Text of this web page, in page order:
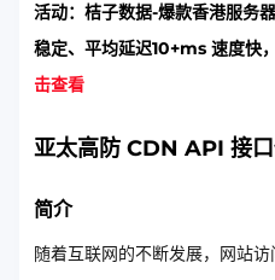
活动：桔子数据-爆款香港服务
稳定、平均延迟10+ms 速度快
击查看
亚太高防 CDN API 接
简介
随着互联网的不断发展，网站